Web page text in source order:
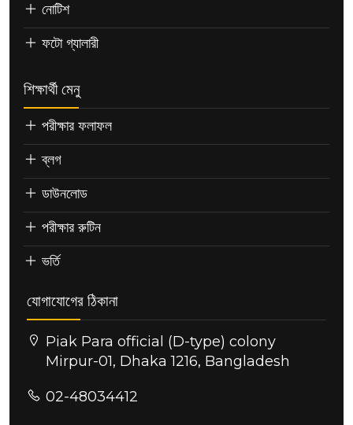
নোটিশ
ফটো গ্যালারী
শিক্ষার্থী মেনু
পরীক্ষার ফলাফল
ব্লগ
ডাউনলোড
পরীক্ষার রুটিন
ভর্তি
যোগাযোগের ঠিকানা
Piak Para official (D-type) colony
Mirpur-01, Dhaka 1216, Bangladesh
02-48034412